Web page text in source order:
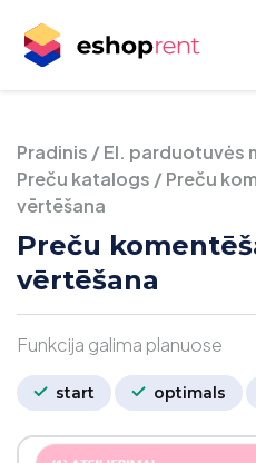
Pradinis /El. parduotuvės
Preču katalogs /Preču
vērtēšana
Preču
vērtēšana
Funkcija galima planuose
start optimals